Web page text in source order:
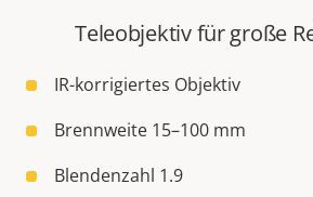
Teleobjektiv für große
IR-korrigiertes Objektiv
Brennweite 15–100 mm
Blendenzahl 1.9